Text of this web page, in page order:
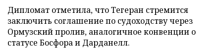
Дипломат отметила, что Тегеран стремится
заключить соглашение по судоходству через
Ормузский пролив, аналогичное конвенции о
статусе Босфора и Дарданелл.